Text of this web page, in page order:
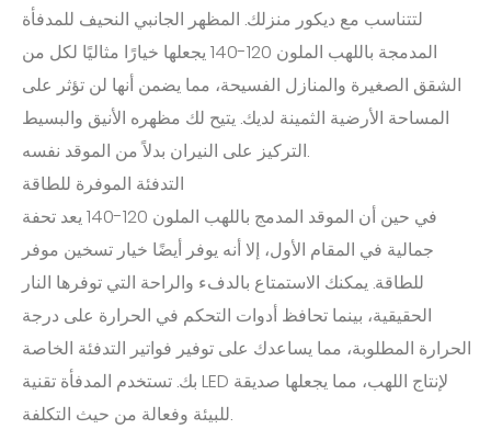
لتتناسب مع ديكور منزلك. المظهر الجانبي النحيف للمدفأة
المدمجة باللهب الملون 120-140 يجعلها خيارًا مثاليًا لكل من
الشقق الصغيرة والمنازل الفسيحة، مما يضمن أنها لن تؤثر على
المساحة الأرضية الثمينة لديك. يتيح لك مظهره الأنيق والبسيط
التركيز على النيران بدلاً من الموقد نفسه.
التدفئة الموفرة للطاقة
في حين أن الموقد المدمج باللهب الملون 120-140 يعد تحفة
جمالية في المقام الأول، إلا أنه يوفر أيضًا خيار تسخين موفر
للطاقة. يمكنك الاستمتاع بالدفء والراحة التي توفرها النار
الحقيقية، بينما تحافظ أدوات التحكم في الحرارة على درجة
الحرارة المطلوبة، مما يساعدك على توفير فواتير التدفئة الخاصة
بك. تستخدم المدفأة تقنية LED لإنتاج اللهب، مما يجعلها صديقة
للبيئة وفعالة من حيث التكلفة.